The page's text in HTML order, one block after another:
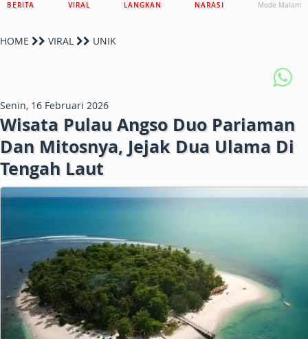
BERITA VIRAL LANGKAN NARASI Mode Malam
HOME VIRAL UNIK
Senin, 16 Februari 2026
Wisata Pulau Angso Duo Pariaman
Dan Mitosnya, Jejak Dua Ulama Di
Tengah Laut